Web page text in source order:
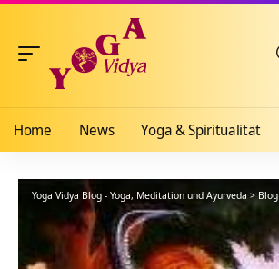
Home News Yoga & Spiritualität
Yoga Vidya Blog - Yoga, Meditation und Ayurveda > Blog